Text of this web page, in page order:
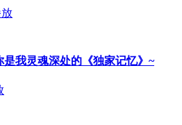
我灵魂深处的《独家记忆》~